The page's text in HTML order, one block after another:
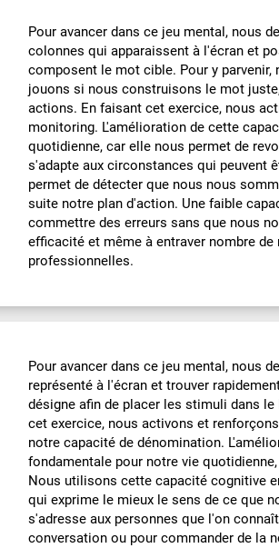
Pour avancer dans ce jeu mental, nous
colonnes qui apparaissent à l'écran et
composent le mot cible. Pour y
jouons si nous construisons le mot
actions. En faisant cet exercice, nous
monitoring. L'amélioration de cette
quotidienne, car elle nous permet de
s'adapte aux circonstances qui peuvent
permet de détecter que nous nous
suite notre plan d'action. Une faible
commettre des erreurs sans que nous
efficacité et même à entraver nombre
professionnelles.
Pour avancer dans ce jeu mental, nous
représenté à l'écran et trouver
désigne afin de placer les stimuli dans
cet exercice, nous activons et
notre capacité de dénomination.
fondamentale pour notre vie
Nous utilisons cette capacité cognitive
qui exprime le mieux le sens de ce que
s'adresse aux personnes que l'on
conversation ou pour commander de la